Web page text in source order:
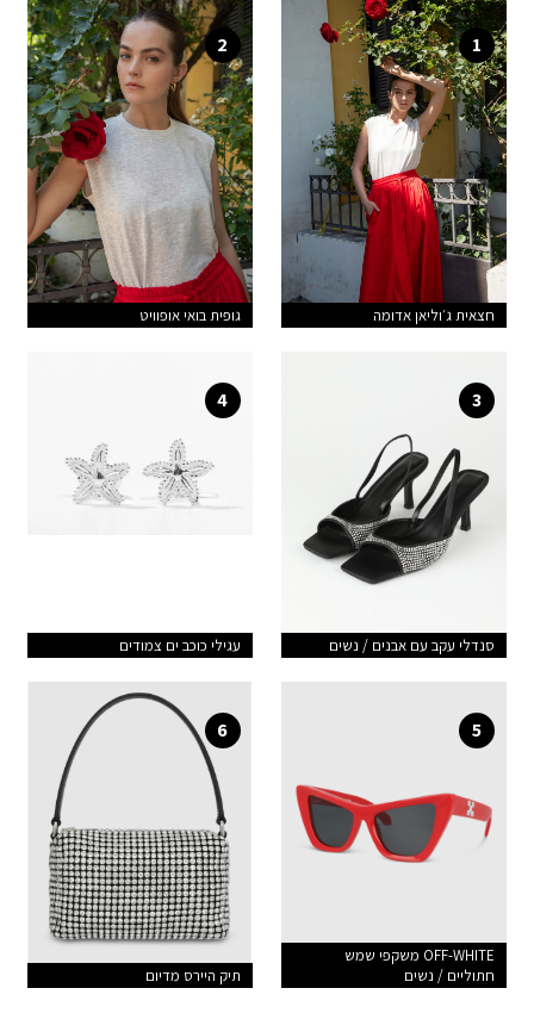
חצאית ג׳וליאן אדומה
1
גופית בואי אופוויט
2
סנדלי עקב עם אבנים / נשים
3
עגילי כוכב ים צמודים
4
OFF-WHITE משקפי שמש
חתוליים / נשים
5
תיק היירס מדיום
6